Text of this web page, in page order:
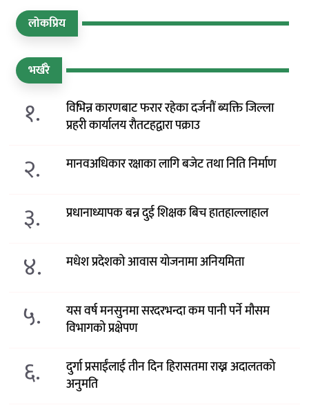
लोकप्रिय
भर्खरै
१.
विभिन्न कारणबाट फरार रहेका दर्जनौं ब्यक्ति जिल्ला
प्रहरी कार्यालय राैतटहद्वारा पक्राउ
२. मानवअधिकार रक्षाका लागि बजेट तथा निति निर्माण
३. प्रधानाध्यापक बन्न दुई शिक्षक बिच हातहाल्लाहाल
४. मधेश प्रदेशको आवास योजनामा अनियमिता
५.
यस वर्ष मनसुनमा सरदरभन्दा कम पानी पर्ने मौसम
विभागको प्रक्षेपण
६.
दुर्गा प्रसाईंलाई तीन दिन हिरासतमा राख्न अदालतको
अनुमति